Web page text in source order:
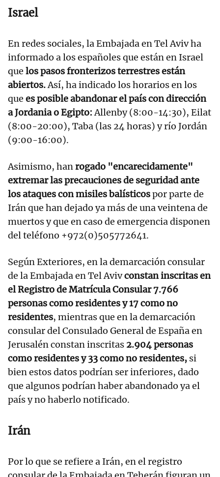
Israel
En redes sociales, la Embajada en Tel Aviv ha
informado a los españoles que están en Israel
que los pasos fronterizos terrestres están
abiertos.Así, ha indicado los horarios en los
que es posible abandonar el país con dirección
a Jordania o Egipto:Allenby (8:00-14:30), Eilat
(8:00-20:00), Taba (las 24 horas) y río Jordán
(9:00-16:00).
Asimismo, hanrogado "encarecidamente"
extremar las precauciones de seguridad ante
los ataques con misiles balísticospor parte de
Irán que han dejado ya más de una veintena de
muertos y que en caso de emergencia disponen
del teléfono +972(0)505772641.
Según Exteriores, en la demarcación consular
de la Embajada en Tel Avivconstan inscritas en
el Registro de Matrícula Consular 7.766
personas como residentes y 17 como no
residentes, mientras que en la demarcación
consular del Consulado General de España en
Jerusalén constan inscritas 2.904 personas
como residentes y 33 como no residentes, si
bien estos datos podrían ser inferiores, dado
que algunos podrían haber abandonado ya el
país y no haberlo notificado.
Irán
Por lo que se refiere a Irán, en el registro